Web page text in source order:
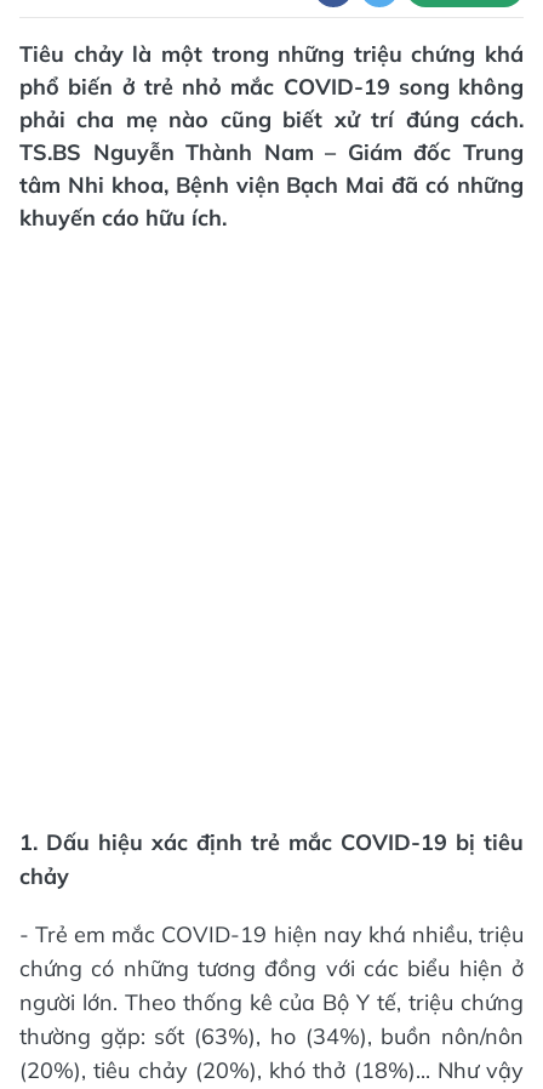
Tiêu chảy là một trong những triệu chứng khá
phổ biến ở trẻ nhỏ mắc COVID-19 song không
phải cha mẹ nào cũng biết xử trí đúng cách.
TS.BS Nguyễn Thành Nam – Giám đốc Trung
tâm Nhi khoa, Bệnh viện Bạch Mai đã có những
khuyến cáo hữu ích.
1. Dấu hiệu xác định trẻ mắc COVID-19 bị tiêu
chảy
- Trẻ em mắc COVID-19 hiện nay khá nhiều, triệu
chứng có những tương đồng với các biểu hiện ở
người lớn. Theo thống kê của Bộ Y tế, triệu chứng
thường gặp: sốt (63%), ho (34%), buồn nôn/nôn
(20%), tiêu chảy (20%), khó thở (18%)... Như vậy